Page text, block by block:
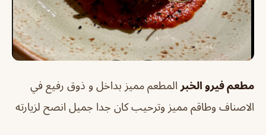
مطعم فيرو الخبر المطعم مميز بداخل و ذوق رفيع في
الاصناف وطاقم مميز وترحيب كان جدا جميل انصح لزيارته